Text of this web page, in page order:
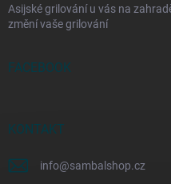
Asijské grilování u vás na
změní vaše grilování
FACEBOOK
KONTAKT
info@sambalshop.cz